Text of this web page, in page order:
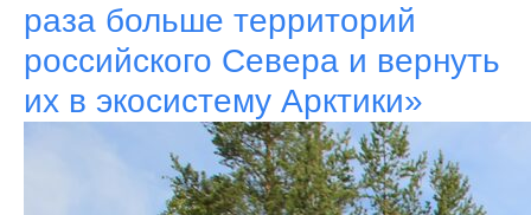
раза больше территорий
российского Севера и вернуть
их в экосистему Арктики»